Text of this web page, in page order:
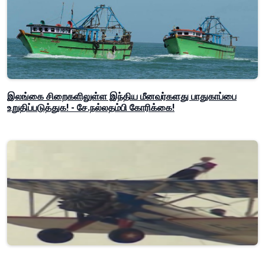
இலங்கை சிறைகளிலுள்ள இந்திய மீனவர்களது பாதுகாப்பை
உறுதிப்படுத்துக! - சே.நல்லதம்பி கோரிக்கை!